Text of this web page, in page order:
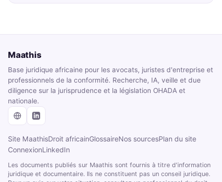
Maathis
Base juridique africaine pour les avocats, juristes d'entreprise et
professionnels de la conformité. Recherche, IA, veille et due
diligence sur la jurisprudence et la législation OHADA et
nationale.
Site MaathisDroit africainGlossaireNos sourcesPlan du site
ConnexionLinkedIn
Les documents publiés sur Maathis sont fournis à titre d'information
juridique et documentaire. Ils ne constituent pas un conseil juridique.